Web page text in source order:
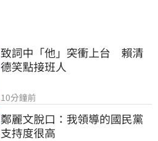
致詞中「他」突衝上台　賴清
德笑點接班人
10分鐘前
鄭麗文脫口：我領導的國民黨
支持度很高